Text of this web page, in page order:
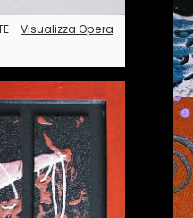
- Visualizza Opera